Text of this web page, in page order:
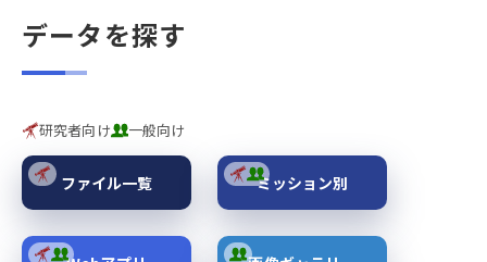
データを探す
研究者向け 一般向け
ファイル一覧 ミッション別